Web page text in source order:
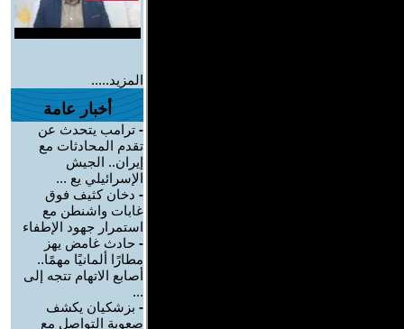
المزيد.....
أخبار عامة
- ترامب يتحدث عن
تقدم المحادثات مع
إيران.. الجيش
الإسرائيلي يع ...
- دخان كثيف فوق
غابات واشنطن مع
استمرار جهود الإطفاء
- حادث غامض يهز
مطارًا ألمانيًا مهمًا..
أصابع الاتهام تتجه إلى
...
- بزشكيان يكشف
صعوبة التواصل مع